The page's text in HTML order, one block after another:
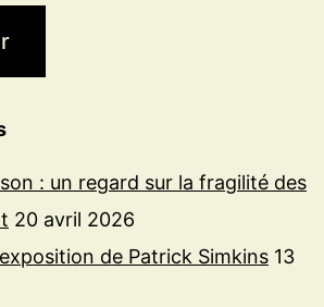
: un regard sur la fragilité des
20 avril 2026
de Patrick Simkins 13